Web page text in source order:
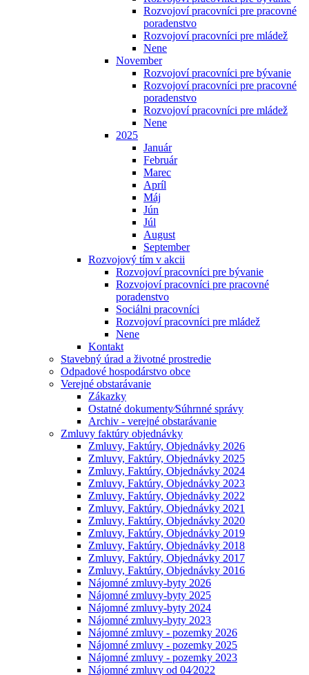
Rozvojoví pracovníci pre pracovné
poradenstvo
Rozvojoví pracovníci pre mládež
Nene
November
Rozvojoví pracovníci pre bývanie
Rozvojoví pracovníci pre pracovné
poradenstvo
Rozvojoví pracovníci pre mládež
Nene
2025
Január
Február
Marec
Apríl
Máj
Jún
Júl
August
September
Rozvojový tím v akcii
Rozvojoví pracovníci pre bývanie
Rozvojoví pracovníci pre pracovné
poradenstvo
Sociálni pracovníci
Rozvojoví pracovníci pre mládež
Nene
Kontakt
Stavebný úrad a životné prostredie
Odpadové hospodárstvo obce
Verejné obstarávanie
Zákazky
Ostatné dokumenty⁄Súhrnné správy
Archiv - verejné obstarávanie
Zmluvy faktúry objednávky
Zmluvy, Faktúry, Objednávky 2026
Zmluvy, Faktúry, Objednávky 2025
Zmluvy, Faktúry, Objednávky 2024
Zmluvy, Faktúry, Objednávky 2023
Zmluvy, Faktúry, Objednávky 2022
Zmluvy, Faktúry, Objednávky 2021
Zmluvy, Faktúry, Objednávky 2020
Zmluvy, Faktúry, Objednávky 2019
Zmluvy, Faktúry, Objednávky 2018
Zmluvy, Faktúry, Objednávky 2017
Zmluvy, Faktúry, Objednávky 2016
Nájomné zmluvy-byty 2026
Nájomné zmluvy-byty 2025
Nájomné zmluvy-byty 2024
Nájomné zmluvy-byty 2023
Nájomné zmluvy - pozemky 2026
Nájomné zmluvy - pozemky 2025
Nájomné zmluvy - pozemky 2023
Nájomné zmluvy od 04⁄2022